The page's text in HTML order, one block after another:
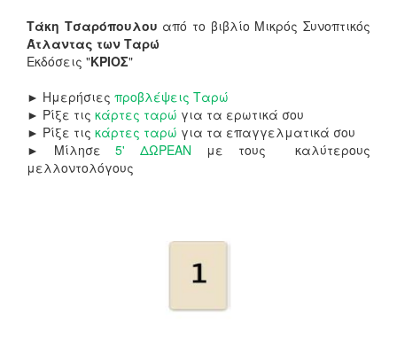
Τάκη Τσαρόπουλου από το βιβλίο Μικρός Συνοπτικός
Άτλαντας των Ταρώ
Εκδόσεις "ΚΡΙΟΣ"
► Ημερήσιες προβλέψεις Ταρώ
► Ρίξε τις κάρτες ταρώ για τα ερωτικά σου
► Ρίξε τις κάρτες ταρώ για τα επαγγελματικά σου
►
Μίλησε5' ΔΩΡΕΑΝ με τους καλύτερους
μελλοντολόγους